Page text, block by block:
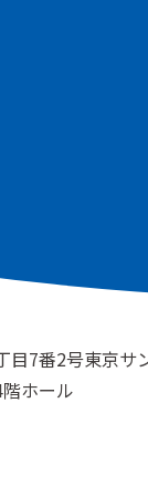
目7番2号東京サ
ホール